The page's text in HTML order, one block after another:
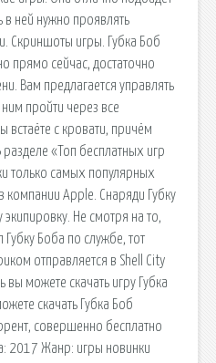
в ней нужно проявлять
Скриншоты игры. Губка Боб
прямо сейчас, достаточно
Вам предлагается управлять
пройти через все
встаёте с кровати, причём
разделе «Топ бесплатных игр
только самых популярных
Apple. Снаряди Губку
Не смотря на то,
Боба по службе, тот
отправляется в Shell City
вы можете скачать игру Губка
скачать Губка Боб
совершенно бесплатно
2017 Жанр: игры новинки